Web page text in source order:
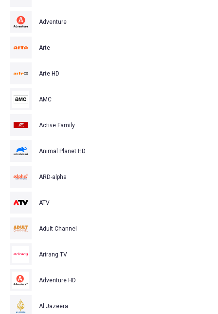
Adventure
Arte
Arte HD
AMC
Active Family
Animal Planet HD
ARD-alpha
ATV
Adult Channel
Arirang TV
Adventure HD
Al Jazeera